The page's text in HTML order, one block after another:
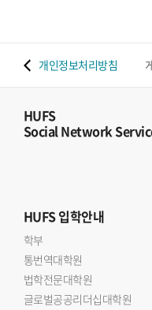
개인정보처리방침
HUFS
Social Network
HUFS입학안내
학부
통번역대학원
법학전문대학원
글로벌공공리더십대학원